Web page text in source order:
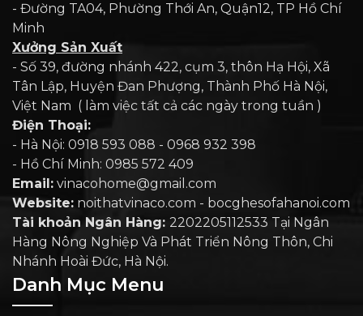
- Đường TA04, Phường Thới An, Quận12, TP Hồ Chí
Minh
Xưởng Sản Xuất
- Số 39, đường nhánh 422, cụm 3, thôn Hạ Hội, Xã
Tân Lập, Huyện Đan Phượng, Thành Phố Hà Nội,
Việt Nam ( làm việc tất cả các ngày trong tuần )
Điện Thoại:
- Hà Nội: 0918 593 088 - 0968 932 398
- Hồ Chí Minh: 0985 572 409
Email: vinacohome@gmail.com
Website: noithatvinaco.com - bocghesofahanoi.com
Tài khoản Ngân Hàng: 2202205112533 Tại Ngân
Hàng Nông Nghiệp Và Phát Triển Nông Thôn, Chi
Nhánh Hoài Đức, Hà Nội.
Danh Mục Menu